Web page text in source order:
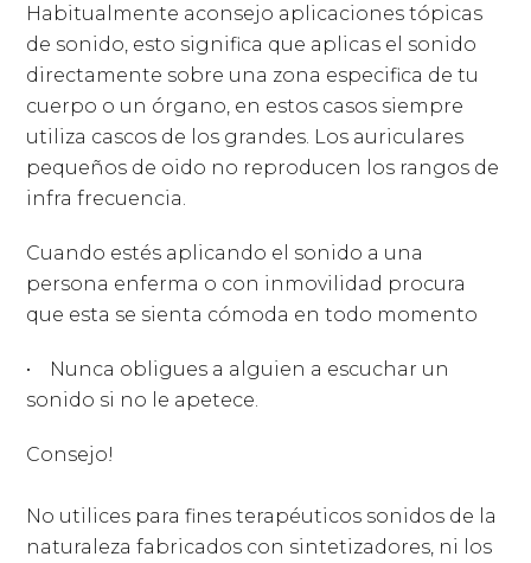
Habitualmente aconsejo aplicaciones tópicas
de sonido, esto significa que aplicas el sonido
directamente sobre una zona especifica de tu
cuerpo o un órgano, en estos casos siempre
utiliza cascos de los grandes. Los auriculares
pequeños de oido no reproducen los rangos de
infra frecuencia.
Cuando estés aplicando el sonido a una
persona enferma o con inmovilidad procura
que esta se sienta cómoda en todo momento
• Nunca obligues a alguien a escuchar un
sonido si no le apetece.
Consejo!
No utilices para fines terapéuticos sonidos de la
naturaleza fabricados con sintetizadores, ni los